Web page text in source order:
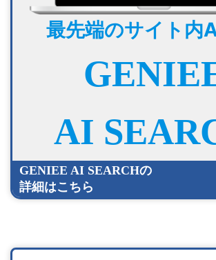
最先端のサイト内
AI
GENIEE AI SEARCHの
詳細はこちら